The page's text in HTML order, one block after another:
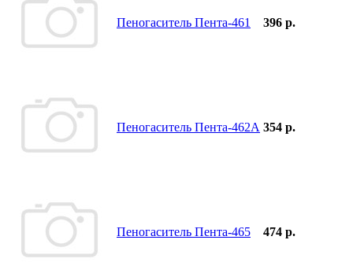
Пеногаситель Пента-461 396 р.
Пеногаситель Пента-462А 354 р.
Пеногаситель Пента-465 474 р.